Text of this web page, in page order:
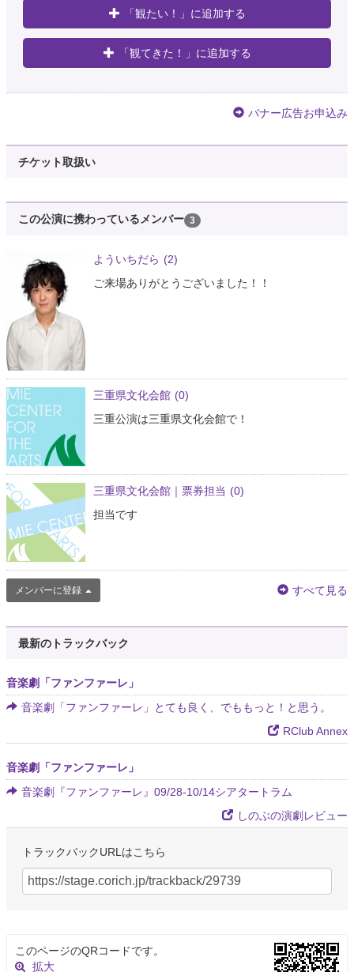
「観たい！」に追加する
「観てきた！」に追加する
バナー広告お申込み
チケット取扱い
この公演に携わっているメンバー 3
よういちだら (2)
ご来場ありがとうございました！！
三重県文化会館 (0)
三重公演は三重県文化会館で！
三重県文化会館｜票券担当 (0)
担当です
メンバーに登録 すべて見る
最新のトラックバック
音楽劇「ファンファーレ」
音楽劇「ファンファーレ」とても良く、でももっと！と思う。
RClub Annex
音楽劇「ファンファーレ」
音楽劇『ファンファーレ』09/28-10/14シアタートラム
しのぶの演劇レビュー
トラックバックURLはこちら
このページのQRコードです。
拡大